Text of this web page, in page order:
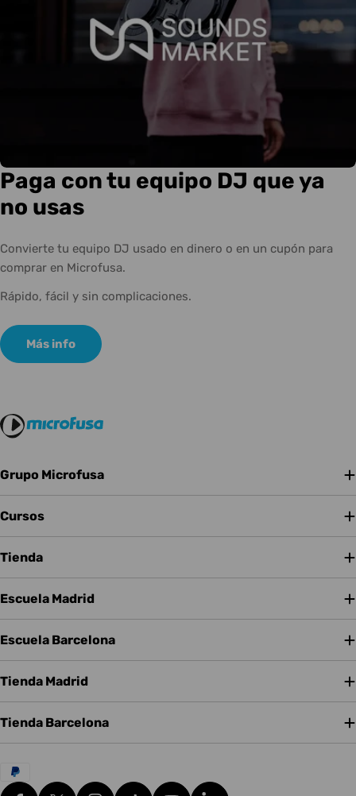
Paga con tu equipo DJ que ya
no usas
Convierte tu equipo DJ usado en dinero o en un cupón para
comprar en Microfusa.
Rápido, fácil y sin complicaciones.
Más info
Grupo Microfusa
Cursos
Tienda
Escuela Madrid
Escuela Barcelona
Tienda Madrid
Tienda Barcelona
Métodos
de